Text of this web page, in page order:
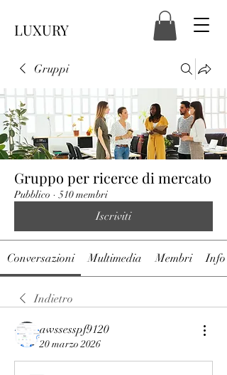
LUXURY
Gruppi
Gruppo per ricerce di mercato
Pubblico · 510 membri
Iscriviti
Conversazioni Multimedia Membri Info
Indietro
awssesspf9120
20 marzo 2026